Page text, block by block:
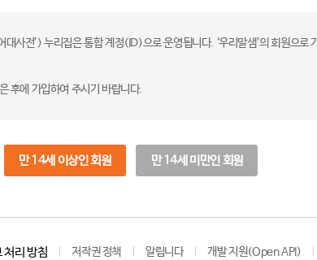
대사전’) 누리집은 통합 계정(ID)으로 운영됩니다. ‘우리말샘’의 회원으
후에 가입하여 주시기 바랍니다.
만 14세 이상인 회원 만 14세 미만인 회원
처리 방침 저작권 정책 알립니다 개발 지원(Open API)